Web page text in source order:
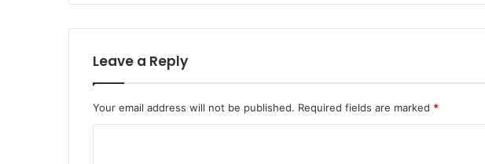
Leave a Reply
Your email address will not be published. Required fields are marked *